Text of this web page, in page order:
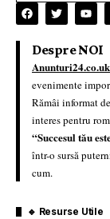
Despre NOI
Anunturi24.co.uk
evenimente
Rămâi informat
interes pentru
“Succesul tău
într-o sursă
cum.
🔹 Resurse Utile